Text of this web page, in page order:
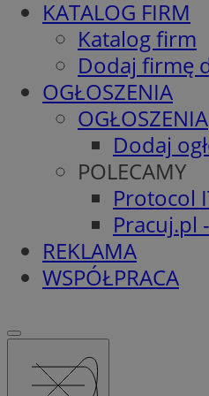
KATALOG FIRM
Katalog firm
Dodaj firmę
OGŁOSZENIA
OGŁOSZENIA
Dodaj
POLECAMY
Protocol
Pracuj.pl
REKLAMA
WSPÓŁPRACA